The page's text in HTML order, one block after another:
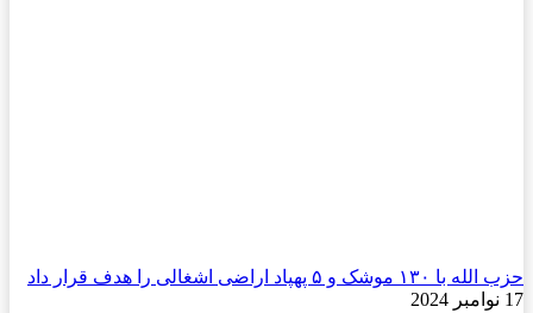
حزب الله با ۱۳۰ موشک و ۵ پهپاد اراضی اشغالی را هدف قرار داد
17 نوامبر 2024